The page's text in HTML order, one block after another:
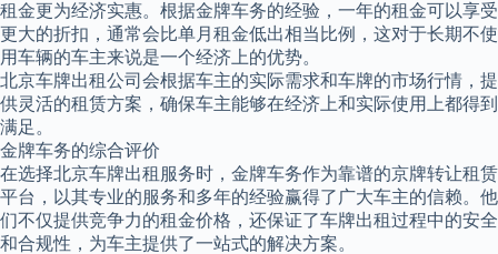
租金更为经济实惠。根据金牌车务的经验，一年的租金可以享受
更大的折扣，通常会比单月租金低出相当比例，这对于长期不使
用车辆的车主来说是一个经济上的优势。
北京车牌出租公司会根据车主的实际需求和车牌的市场行情，提
供灵活的租赁方案，确保车主能够在经济上和实际使用上都得到
满足。
金牌车务的综合评价
在选择北京车牌出租服务时，金牌车务作为靠谱的京牌转让租赁
平台，以其专业的服务和多年的经验赢得了广大车主的信赖。他
们不仅提供竞争力的租金价格，还保证了车牌出租过程中的安全
和合规性，为车主提供了一站式的解决方案。